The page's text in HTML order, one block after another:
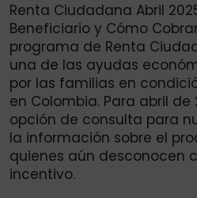
Renta Ciudadana Abril
Beneficiario y Cómo
programa de Renta
una de las ayudas
por las familias en
en Colombia. Para abril de
opción de consulta para
la información sobre el
quienes aún desconocen
incentivo.